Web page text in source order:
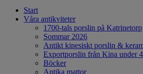
Start
Våra antikviteter
1700-tals porslin på Katrinetorp
Sommar 2026
Antikt kinesiskt porslin &
Exportporslin från Kina under
Böcker
Antika mattor